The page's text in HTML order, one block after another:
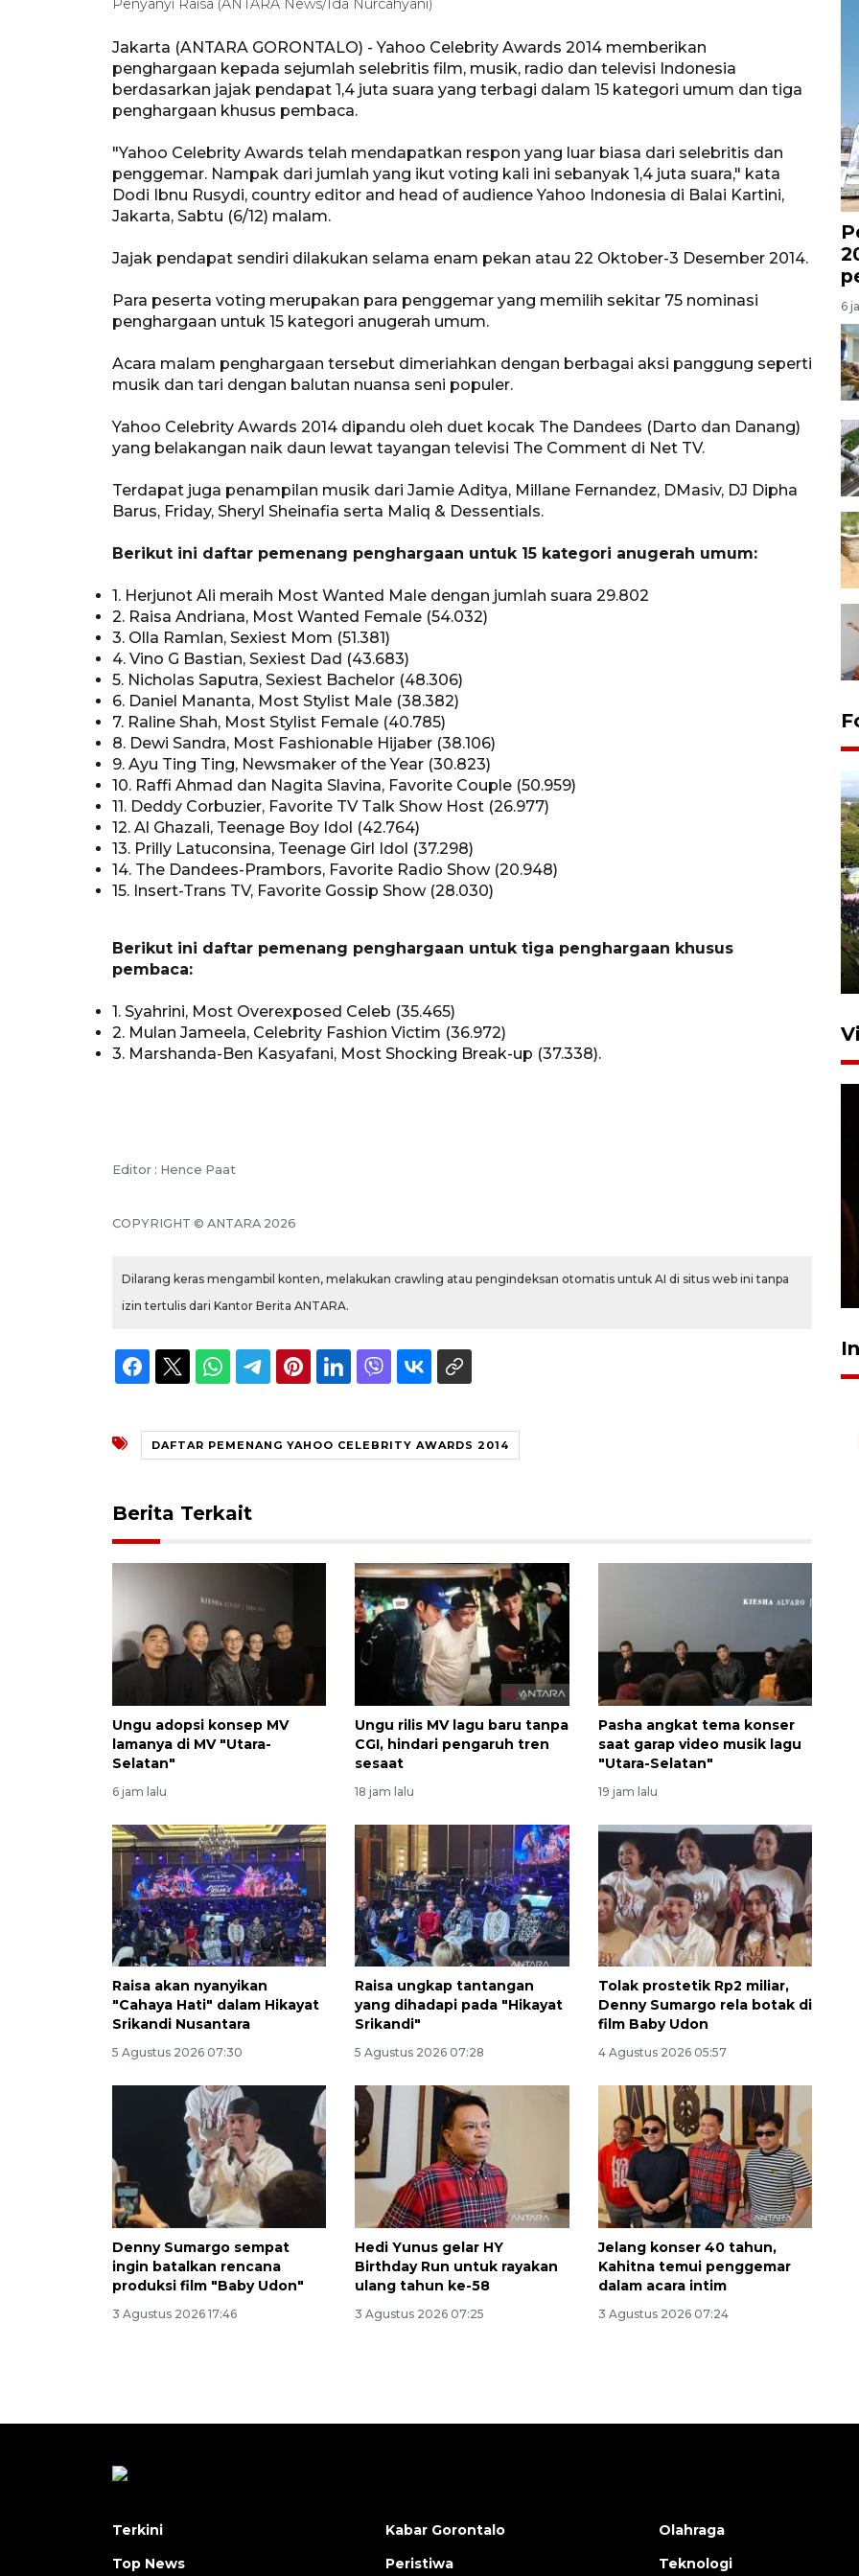
Penyanyi Raisa (ANTARA News/Ida Nurcahyani)
Jakarta (ANTARA GORONTALO) - Yahoo Celebrity Awards 2014 memberikan
penghargaan kepada sejumlah selebritis film, musik, radio dan televisi Indonesia
berdasarkan jajak pendapat 1,4 juta suara yang terbagi dalam 15 kategori umum dan tiga
penghargaan khusus pembaca.
"Yahoo Celebrity Awards telah mendapatkan respon yang luar biasa dari selebritis dan
penggemar. Nampak dari jumlah yang ikut voting kali ini sebanyak 1,4 juta suara," kata
Dodi Ibnu Rusydi, country editor and head of audience Yahoo Indonesia di Balai Kartini,
Jakarta, Sabtu (6/12) malam.
Jajak pendapat sendiri dilakukan selama enam pekan atau 22 Oktober-3 Desember 2014.
Para peserta voting merupakan para penggemar yang memilih sekitar 75 nominasi
penghargaan untuk 15 kategori anugerah umum.
Acara malam penghargaan tersebut dimeriahkan dengan berbagai aksi panggung seperti
musik dan tari dengan balutan nuansa seni populer.
Yahoo Celebrity Awards 2014 dipandu oleh duet kocak The Dandees (Darto dan Danang)
yang belakangan naik daun lewat tayangan televisi The Comment di Net TV.
Terdapat juga penampilan musik dari Jamie Aditya, Millane Fernandez, DMasiv, DJ Dipha
Barus, Friday, Sheryl Sheinafia serta Maliq & Dessentials.
Berikut ini daftar pemenang penghargaan untuk 15 kategori anugerah umum:
1. Herjunot Ali meraih Most Wanted Male dengan jumlah suara 29.802
2. Raisa Andriana, Most Wanted Female (54.032)
3. Olla Ramlan, Sexiest Mom (51.381)
4. Vino G Bastian, Sexiest Dad (43.683)
5. Nicholas Saputra, Sexiest Bachelor (48.306)
6. Daniel Mananta, Most Stylist Male (38.382)
7. Raline Shah, Most Stylist Female (40.785)
8. Dewi Sandra, Most Fashionable Hijaber (38.106)
9. Ayu Ting Ting, Newsmaker of the Year (30.823)
10. Raffi Ahmad dan Nagita Slavina, Favorite Couple (50.959)
11. Deddy Corbuzier, Favorite TV Talk Show Host (26.977)
12. Al Ghazali, Teenage Boy Idol (42.764)
13. Prilly Latuconsina, Teenage Girl Idol (37.298)
14. The Dandees-Prambors, Favorite Radio Show (20.948)
15. Insert-Trans TV, Favorite Gossip Show (28.030)
Berikut ini daftar pemenang penghargaan untuk tiga penghargaan khusus
pembaca:
1. Syahrini, Most Overexposed Celeb (35.465)
2. Mulan Jameela, Celebrity Fashion Victim (36.972)
3. Marshanda-Ben Kasyafani, Most Shocking Break-up (37.338).
Editor : Hence Paat
COPYRIGHT © ANTARA 2026
Dilarang keras mengambil konten, melakukan crawling atau pengindeksan otomatis untuk AI di situs web ini tanpa
izin tertulis dari Kantor Berita ANTARA.
DAFTAR PEMENANG YAHOO CELEBRITY AWARDS 2014
Berita Terkait
Ungu adopsi konsep MV
lamanya di MV "Utara-
Selatan"
6 jam lalu
Ungu rilis MV lagu baru tanpa
CGI, hindari pengaruh tren
sesaat
18 jam lalu
Pasha angkat tema konser
saat garap video musik lagu
"Utara-Selatan"
19 jam lalu
Raisa akan nyanyikan
"Cahaya Hati" dalam Hikayat
Srikandi Nusantara
5 Agustus 2026 07:30
Raisa ungkap tantangan
yang dihadapi pada "Hikayat
Srikandi"
5 Agustus 2026 07:28
Tolak prostetik Rp2 miliar,
Denny Sumargo rela botak di
film Baby Udon
4 Agustus 2026 05:57
Denny Sumargo sempat
ingin batalkan rencana
produksi film "Baby Udon"
3 Agustus 2026 17:46
Hedi Yunus gelar HY
Birthday Run untuk rayakan
ulang tahun ke-58
3 Agustus 2026 07:25
Jelang konser 40 tahun,
Kahitna temui penggemar
dalam acara intim
3 Agustus 2026 07:24
6
GORONTALO
23 Februari 2026 18:20
Sinyal positif perekonomian
Indonesia
2026-08-05 15:00:00
Terkini
Top News
Kabar Gorontalo
Peristiwa
Olahraga
Teknologi